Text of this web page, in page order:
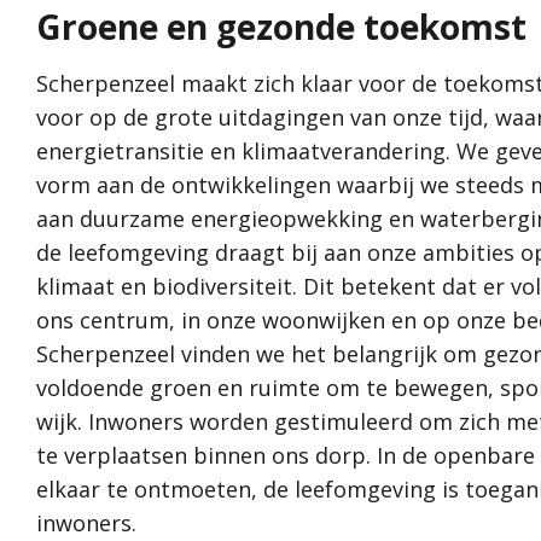
Samen met inwoners, ondernemers,
organisaties en werken wij aan een
samenleving waarin het goed wonen,
werken en recreëren is. Ons motto is: “Als
een initiatief past binnen de door de
gemeenteraad vastgestelde kaders, en er
is draagvlak in de samenleving, dan werkt
de gemeente Scherpenzeel graag mee
aan jouw initiatief!”
Wat is de omgevingsvisie?
Relatie met andere omgevingsvisies
Hoe werkt de website?
Rol van de gemeente
Contact
Groene en
Vitale en
Waarden
DNA van
Water als
Groene en gezonde toekomst
Scherpenzeel maakt zich klaar voor de
voor op de grote uitdagingen van onze tijd,
energietransitie en klimaatverandering. We
vorm aan de ontwikkelingen waarbij we steeds
aan duurzame energieopwekking en
de leefomgeving draagt bij aan onze ambities
klimaat en biodiversiteit. Dit betekent dat er
ons centrum, in onze woonwijken en op onze
Scherpenzeel vinden we het belangrijk om
voldoende groen en ruimte om te bewegen,
wijk. Inwoners worden gestimuleerd om zich
te verplaatsen binnen ons dorp. In de
elkaar te ontmoeten, de leefomgeving is
inwoners.